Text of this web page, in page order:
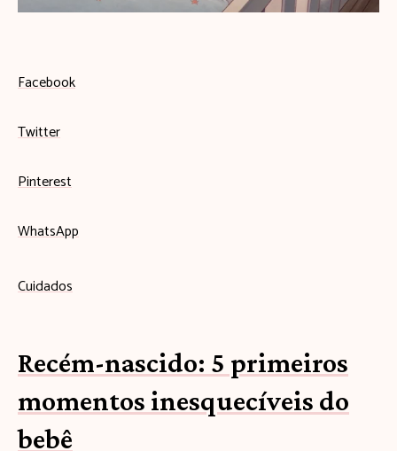
Facebook
Twitter
Pinterest
WhatsApp
Cuidados
Recém-nascido: 5 primeiros
momentos inesquecíveis do
bebê